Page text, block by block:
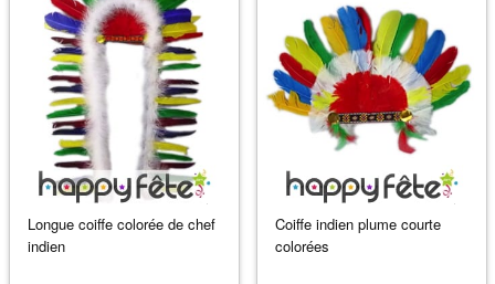
Longue coiffe colorée de chef
indien
Coiffe indien plume courte
colorées